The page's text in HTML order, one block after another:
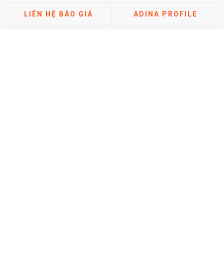
Tư vấn chiến lược khác biệt hóa thương hiệu
LIÊN HỆ BÁO GIÁ ADINA PROFILE